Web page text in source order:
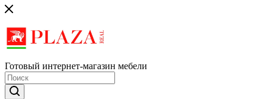
Готовый интернет-магазин мебели